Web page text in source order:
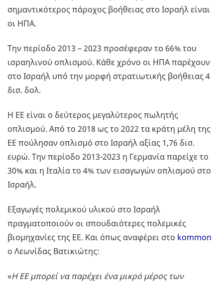
σημαντικότερος πάροχος βοήθειας στο Ισραήλ είναι
οι ΗΠΑ.
Την περίοδο 2013 – 2023 προσέφεραν το 66% του
ισραηλινού οπλισμού. Κάθε χρόνο οι ΗΠΑ παρέχουν
στο Ισραήλ υπό την μορφή στρατιωτικής βοήθειας 4
δισ. δολ.
Η ΕΕ είναι ο δεύτερος μεγαλύτερος πωλητής
οπλισμού. Από το 2018 ως το 2022 τα κράτη μέλη της
ΕΕ πούλησαν οπλισμό στο Ισραήλ αξίας 1,76 δισ.
ευρώ. Την περίοδο 2013-2023 η Γερμανία παρείχε το
30% και η Ιταλία το 4% των εισαγωγών οπλισμού στο
Ισραήλ.
Εξαγωγές πολεμικού υλικού στο Ισραήλ
πραγματοποιούν οι σπουδαιότερες πολεμικές
βιομηχανίες της ΕΕ. Και όπως αναφέρει στο kommon
ο Λεωνίδας Βατικιώτης:
«HΕΕ μπορεί να παρέχει ένα μικρό μέρος των